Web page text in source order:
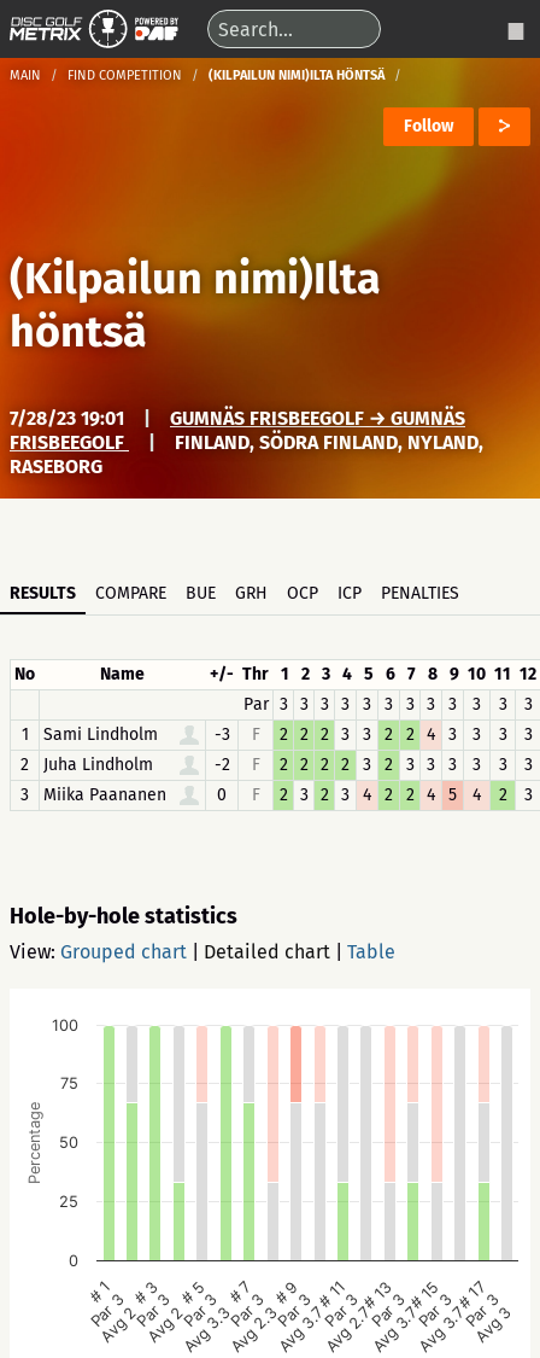
MAIN FIND COMPETITION (KILPAILUN NIMI)ILTA HÖNTSÄ
Follow
(Kilpailun nimi)Ilta
höntsä
7/28/23 19:01
GUMNÄS FRISBEEGOLF → GUMNÄS
FRISBEEGOLF
FINLAND, SÖDRA FINLAND, NYLAND,
RASEBORG
RESULTS COMPARE BUE GRH OCP ICP PENALTIES
No Name +/- Thr 1 2 3 4 5 6 7 8 9 10 11 12
Par 3 3 3 3 3 3 3 3 3 3 3
3
1
Sami Lindholm -3 F 2 2 2 3 3 2 2 4 3 3 3
3
2
Juha Lindholm -2 F 2 2 2 2 3 2 3 3 3 3 3
3
3
Miika Paananen 0 F 2 3 2 3 4 2 2 4 5 4 2 3
Hole-by-hole statistics
View: Grouped chart Detailed chart Table
Percentage
# 1
Par 3
Avg 2
# 3
Par 3
Avg 2
# 5
Par 3
Avg 3.3
# 7
Par 3
Avg 2.3
# 9
Par 3
Avg 3.7
# 11
Par 3
Avg 2.7
# 13
Par 3
Avg 3.7
# 15
Par 3
Avg 3.7
# 17
Par 3
Avg 3
0
25
50
75
100